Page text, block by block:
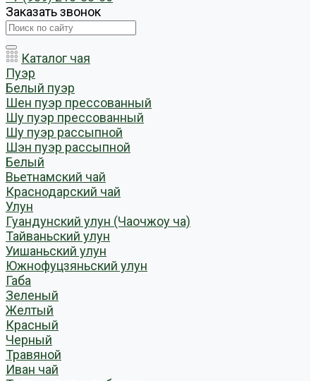
Заказать звонок
Каталог чая
Пуэр
Белый пуэр
Шен пуэр прессованный
Шу пуэр прессованный
Шу пуэр рассыпной
Шэн пуэр рассыпной
Белый
Вьетнамский чай
Краснодарский чай
Улун
Гуандунский улун (Чаочжоу ча)
Тайваньский улун
Уишаньский улун
Южнофуцзяньский улун
Габа
Зеленый
Желтый
Красный
Черный
Травяной
Иван чай